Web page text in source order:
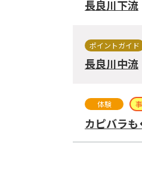
長良川下流
ポイントガイド
長良川中流
体験
カピバラ